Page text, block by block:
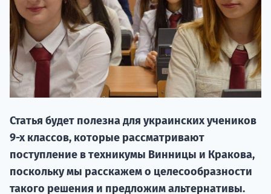
Статья будет полезна для украинских учеников
9-х классов, которые рассматривают
поступление в техникумы Винницы и Кракова,
поскольку мы расскажем о целесообразности
такого решения и предложим альтернативы.
НАБОР